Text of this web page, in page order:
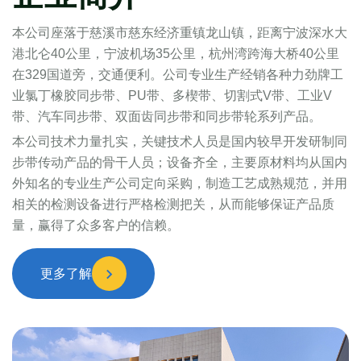
本公司座落于慈溪市慈东经济重镇龙山镇，距离宁波深水大
港北仑40公里，宁波机场35公里，杭州湾跨海大桥40公里
在329国道旁，交通便利。公司专业生产经销各种力劲牌工
业氯丁橡胶同步带、PU带、多楔带、切割式V带、工业V
带、汽车同步带、双面齿同步带和同步带轮系列产品。
本公司技术力量扎实，关键技术人员是国内较早开发研制同
步带传动产品的骨干人员；设备齐全，主要原材料均从国内
外知名的专业生产公司定向采购，制造工艺成熟规范，并用
相关的检测设备进行严格检测把关，从而能够保证产品质
量，赢得了众多客户的信赖。
更多了解